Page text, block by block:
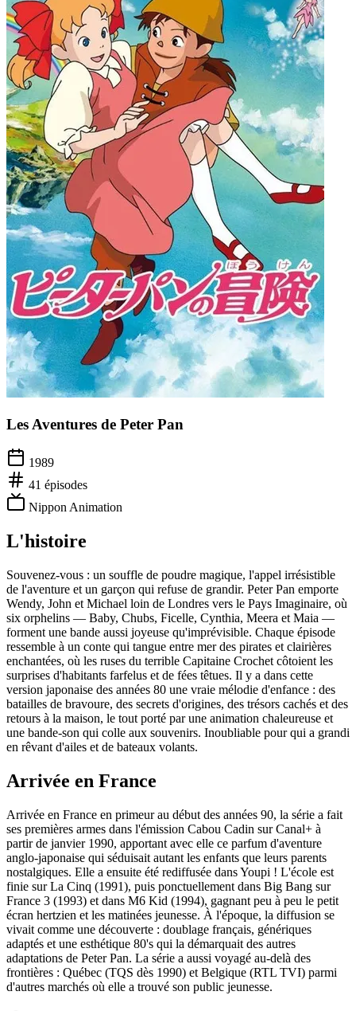
Les Aventures de Peter Pan
1989
41 épisodes
Nippon Animation
L'histoire
Souvenez-vous : un souffle de poudre magique, l'appel irrésistible
de l'aventure et un garçon qui refuse de grandir. Peter Pan emporte
Wendy, John et Michael loin de Londres vers le Pays Imaginaire, où
six orphelins — Baby, Chubs, Ficelle, Cynthia, Meera et Maia —
forment une bande aussi joyeuse qu'imprévisible. Chaque épisode
ressemble à un conte qui tangue entre mer des pirates et clairières
enchantées, où les ruses du terrible Capitaine Crochet côtoient les
surprises d'habitants farfelus et de fées têtues. Il y a dans cette
version japonaise des années 80 une vraie mélodie d'enfance : des
batailles de bravoure, des secrets d'origines, des trésors cachés et des
retours à la maison, le tout porté par une animation chaleureuse et
une bande-son qui colle aux souvenirs. Inoubliable pour qui a grandi
en rêvant d'ailes et de bateaux volants.
Arrivée en France
Arrivée en France en primeur au début des années 90, la série a fait
ses premières armes dans l'émission Cabou Cadin sur Canal+ à
partir de janvier 1990, apportant avec elle ce parfum d'aventure
anglo-japonaise qui séduisait autant les enfants que leurs parents
nostalgiques. Elle a ensuite été rediffusée dans Youpi ! L'école est
finie sur La Cinq (1991), puis ponctuellement dans Big Bang sur
France 3 (1993) et dans M6 Kid (1994), gagnant peu à peu le petit
écran hertzien et les matinées jeunesse. À l'époque, la diffusion se
vivait comme une découverte : doublage français, génériques
adaptés et une esthétique 80's qui la démarquait des autres
adaptations de Peter Pan. La série a aussi voyagé au-delà des
frontières : Québec (TQS dès 1990) et Belgique (RTL TVI) parmi
d'autres marchés où elle a trouvé son public jeunesse.